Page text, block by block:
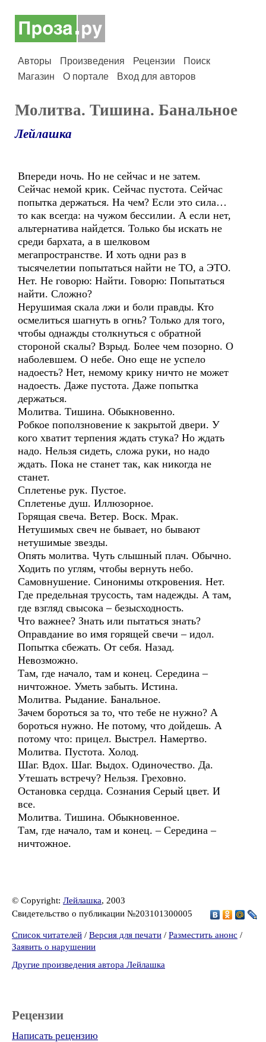
Авторы Произведения Рецензии
Поиск
Магазин
О портале Вход для авторов
Молитва. Тишина. Банальное
Лейлашка
Впереди ночь. Но не сейчас и не затем.
Сейчас немой крик. Сейчас пустота. Сейчас
попытка держаться. На чем? Если это сила…
то как всегда: на чужом бессилии. А если нет,
альтернатива найдется. Только бы искать не
среди бархата, а в шелковом
мегапространстве. И хоть одни раз в
тысячелетии попытаться найти не ТО, а ЭТО.
Нет. Не говорю: Найти. Говорю: Попытаться
найти. Сложно?
Нерушимая скала лжи и боли правды. Кто
осмелиться шагнуть в огнь? Только для того,
чтобы однажды столкнуться с обратной
стороной скалы? Взрыд. Более чем позорно. О
наболевшем. О небе. Оно еще не успело
надоесть? Нет, немому крику ничто не может
надоесть. Даже пустота. Даже попытка
держаться.
Молитва. Тишина. Обыкновенно.
Робкое поползновение к закрытой двери. У
кого хватит терпения ждать стука? Но ждать
надо. Нельзя сидеть, сложа руки, но надо
ждать. Пока не станет так, как никогда не
станет.
Сплетенье рук. Пустое.
Сплетенье душ. Иллюзорное.
Горящая свеча. Ветер. Воск. Мрак.
Нетушимых свеч не бывает, но бывают
нетушимые звезды.
Опять молитва. Чуть слышный плач. Обычно.
Ходить по углям, чтобы вернуть небо.
Самовнушение. Синонимы откровения. Нет.
Где предельная трусость, там надежды. А там,
где взгляд свысока – безысходность.
Что важнее? Знать или пытаться знать?
Оправдание во имя горящей свечи – идол.
Попытка сбежать. От себя. Назад.
Невозможно.
Там, где начало, там и конец. Середина –
ничтожное. Уметь забыть. Истина.
Молитва. Рыдание. Банальное.
Зачем бороться за то, что тебе не нужно? А
бороться нужно. Не потому, что дойдешь. А
потому что: прицел. Выстрел. Намертво.
Молитва. Пустота. Холод.
Шаг. Вдох. Шаг. Выдох. Одиночество. Да.
Утешать встречу? Нельзя. Греховно.
Остановка сердца. Сознания Серый цвет. И
все.
Молитва. Тишина. Обыкновенное.
Там, где начало, там и конец. – Середина –
ничтожное.
© Copyright: Лейлашка, 2003
Свидетельство о публикации №203101300005
Список читателей / Версия для печати / Разместить анонс /
Заявить о нарушении
Другие произведения автора Лейлашка
Рецензии
Написать рецензию